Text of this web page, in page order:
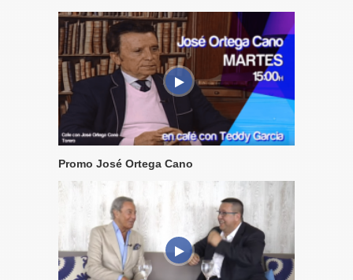
Promo José Ortega Cano